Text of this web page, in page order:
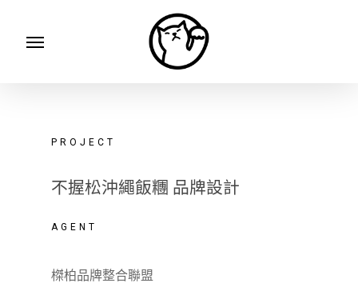
PROJECT
不握松沖繩飯糰 品牌設計
AGENT
榤柏品牌整合聯盟